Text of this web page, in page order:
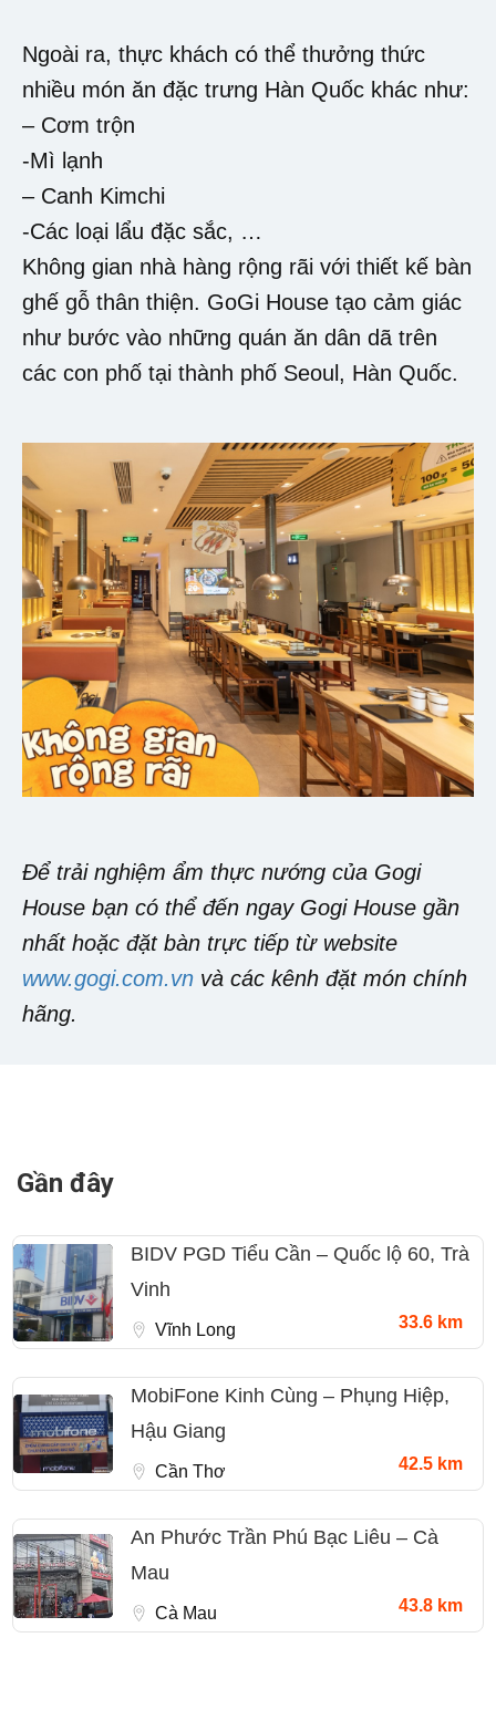
Ngoài ra, thực khách có thể thưởng thức
nhiều món ăn đặc trưng Hàn Quốc khác như:
– Cơm trộn
-Mì lạnh
– Canh Kimchi
-Các loại lẩu đặc sắc, …
Không gian nhà hàng rộng rãi với thiết kế bàn
ghế gỗ thân thiện. GoGi House tạo cảm giác
như bước vào những quán ăn dân dã trên
các con phố tại thành phố Seoul, Hàn Quốc.
Để trải nghiệm ẩm thực nướng của Gogi
House bạn có thể đến ngay Gogi House gần
nhất hoặc đặt bàn trực tiếp từ website
www.gogi.com.vn và các kênh đặt món chính
hãng.
Gần đây
BIDV PGD Tiểu Cần – Quốc lộ 60, Trà
Vinh
Vĩnh Long 33.6 km
MobiFone Kinh Cùng – Phụng Hiệp,
Hậu Giang
Cần Thơ 42.5 km
An Phước Trần Phú Bạc Liêu – Cà
Mau
Cà Mau 43.8 km